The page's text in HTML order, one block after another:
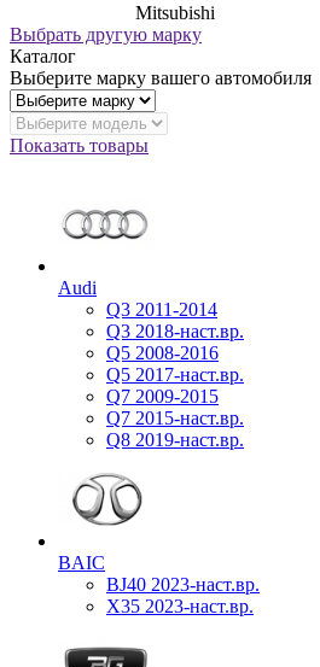
Mitsubishi
Выбрать другую марку
Каталог
Выберите марку вашего автомобиля
Показать товары
Audi
Q3 2011-2014
Q3 2018-наст.вр.
Q5 2008-2016
Q5 2017-наст.вр.
Q7 2009-2015
Q7 2015-наст.вр.
Q8 2019-наст.вр.
BAIC
BJ40 2023-наст.вр.
X35 2023-наст.вр.